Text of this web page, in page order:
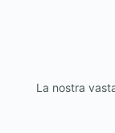
La nostra